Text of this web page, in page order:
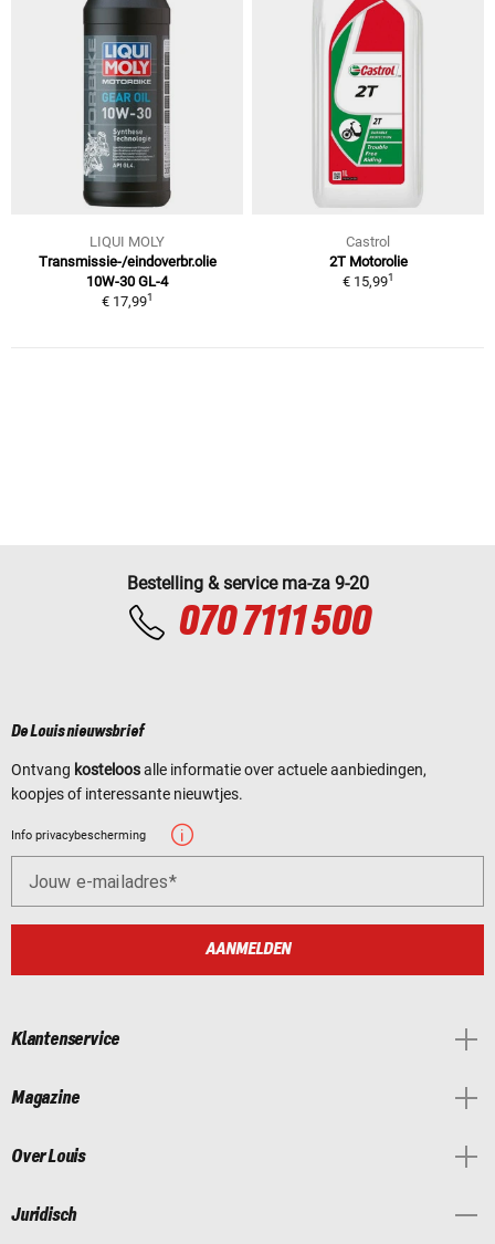
LIQUI MOLY
Transmissie-/eindoverbr.olie
10W-30 GL-4
€ 17,991
Castrol
2T Motorolie
€ 15,991
Bestelling & service ma-za 9-20
070 7111 500
De Louis nieuwsbrief
Ontvang kosteloosalle informatie over actuele aanbiedingen,
koopjes of interessante nieuwtjes.
Info privacybescherming
Jouw e-mailadres
AANMELDEN
Klantenservice
Magazine
Over Louis
Juridisch